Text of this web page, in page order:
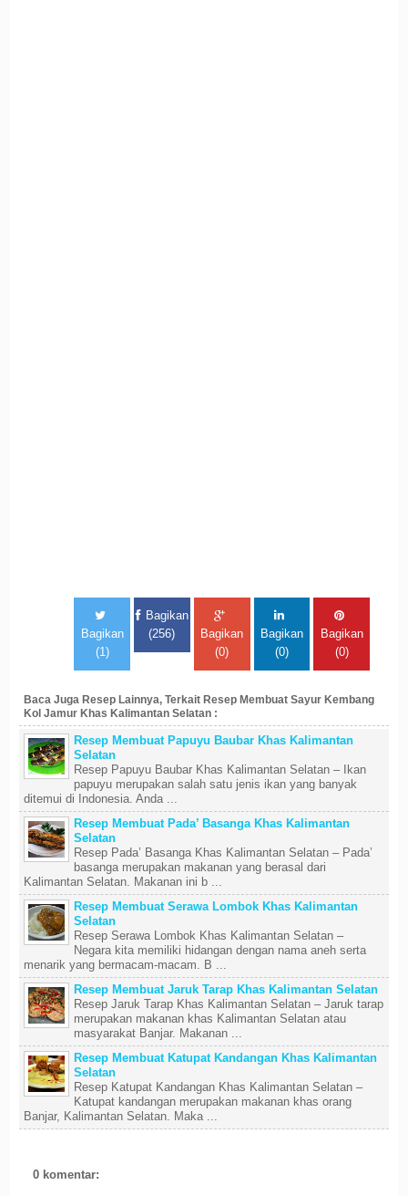
Bagikan
(1)
Bagikan
(256)
Bagikan
(0)
Bagikan
(0)
Bagikan
(0)
Baca Juga Resep Lainnya, Terkait Resep Membuat Sayur Kembang
Kol Jamur Khas Kalimantan Selatan :
Resep Membuat Papuyu Baubar Khas Kalimantan
Selatan
Resep Papuyu Baubar Khas Kalimantan Selatan – Ikan
papuyu merupakan salah satu jenis ikan yang banyak
ditemui di Indonesia. Anda ...
Resep Membuat Pada’ Basanga Khas Kalimantan
Selatan
Resep Pada’ Basanga Khas Kalimantan Selatan – Pada’
basanga merupakan makanan yang berasal dari
Kalimantan Selatan. Makanan ini b ...
Resep Membuat Serawa Lombok Khas Kalimantan
Selatan
Resep Serawa Lombok Khas Kalimantan Selatan –
Negara kita memiliki hidangan dengan nama aneh serta
menarik yang bermacam-macam. B ...
Resep Membuat Jaruk Tarap Khas Kalimantan Selatan
Resep Jaruk Tarap Khas Kalimantan Selatan – Jaruk tarap
merupakan makanan khas Kalimantan Selatan atau
masyarakat Banjar. Makanan ...
Resep Membuat Katupat Kandangan Khas Kalimantan
Selatan
Resep Katupat Kandangan Khas Kalimantan Selatan –
Katupat kandangan merupakan makanan khas orang
Banjar, Kalimantan Selatan. Maka ...
0 komentar: